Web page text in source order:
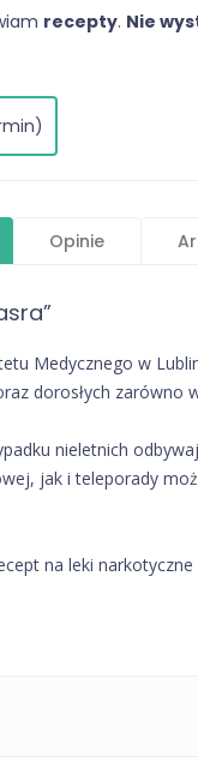
recepty. Nie
Opinie
Medycznego w
dorosłych zarówno
nieletnich
jak i teleporady
na leki narkotyczne